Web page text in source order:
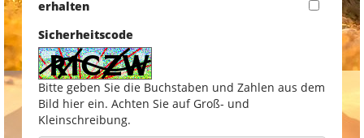
erhalten
Sicherheitscode
Bitte geben Sie die Buchstaben und Zahlen aus dem
Bild hier ein. Achten Sie auf Groß- und
Kleinschreibung.